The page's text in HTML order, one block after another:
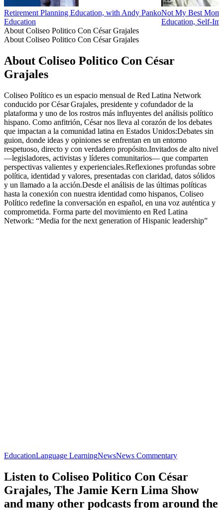
Retirement Planning Education, with Andy Panko
Education
Not My Best
Education, Self-
About Coliseo Politico Con César Grajales
About Coliseo Politico Con César Grajales
About Coliseo Politico Con César
Grajales
Coliseo Político es un espacio mensual de Red Latina Network
conducido por César Grajales, presidente y cofundador de la
plataforma y uno de los rostros más influyentes del análisis político
hispano. Como anfitrión, César nos lleva al corazón de los debates
que impactan a la comunidad latina en Estados Unidos:Debates sin
guion, donde ideas y opiniones se enfrentan en un entorno
respetuoso, directo y con verdadero propósito.Invitados de alto nivel
—legisladores, activistas y líderes comunitarios— que comparten
perspectivas valientes y experienciales.Reflexiones profundas sobre
política, identidad y valores, presentadas con claridad, datos sólidos
y un llamado a la acción.Desde el análisis de las últimas políticas
hasta la conexión con nuestra identidad como hispanos, Coliseo
Político redefine la conversación en español, en una voz auténtica y
comprometida. Forma parte del movimiento en Red Latina
Network: “Media for the next generation of Hispanic leadership”
EducationLanguage LearningNewsNews Commentary
Listen to Coliseo Politico Con César
Grajales, The Jamie Kern Lima Show
and many other podcasts from around the